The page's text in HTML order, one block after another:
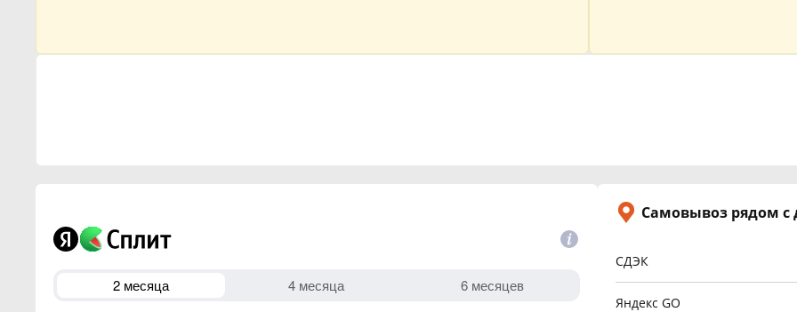
Самовывоз рядом
СДЭК
Яндекс GO